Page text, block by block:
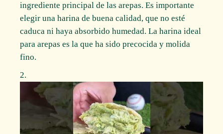
ingrediente principal de las arepas. Es importante
elegir una harina de buena calidad, que no esté
caduca ni haya absorbido humedad. La harina ideal
para arepas es la que ha sido precocida y molida
fino.